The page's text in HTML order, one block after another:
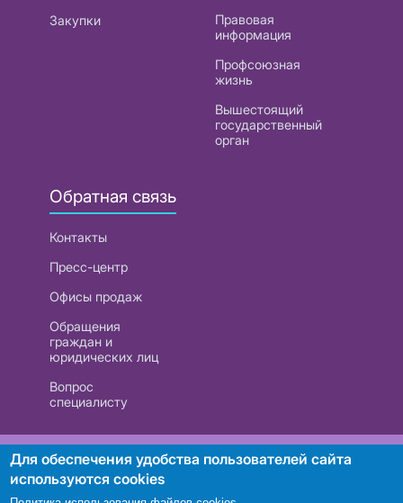
Закупки
Правовая
информация
Профсоюзная
жизнь
Вышестоящий
государственный
орган
Обратная связь
Контакты
Пресс-центр
Офисы продаж
Обращения
граждан и
юридических лиц
Вопрос
специалисту
РУП «Белтелеком». УНП 101007741
Для обеспечения удобства пользователей сайта
используются cookies